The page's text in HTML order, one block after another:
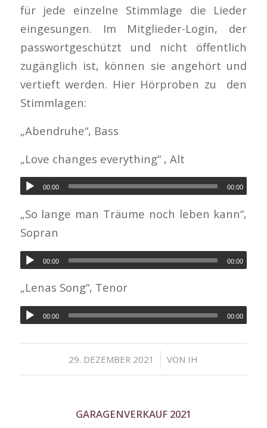
für jede einzelne Stimmlage die Lieder
eingesungen. Im Mitglieder-Login, der
passwortgeschützt und nicht öffentlich
zugänglich ist, können sie angehört und
vertieft werden. Hier Hörproben zu den
Stimmlagen:
„Abendruhe“, Bass
„Love changes everything“ , Alt
00:00 00:00
„So lange man Träume noch leben kann“,
Sopran
00:00 00:00
„Lenas Song“, Tenor
00:00 00:00
29. DEZEMBER 2021
/ VON IH
GARAGENVERKAUF 2021